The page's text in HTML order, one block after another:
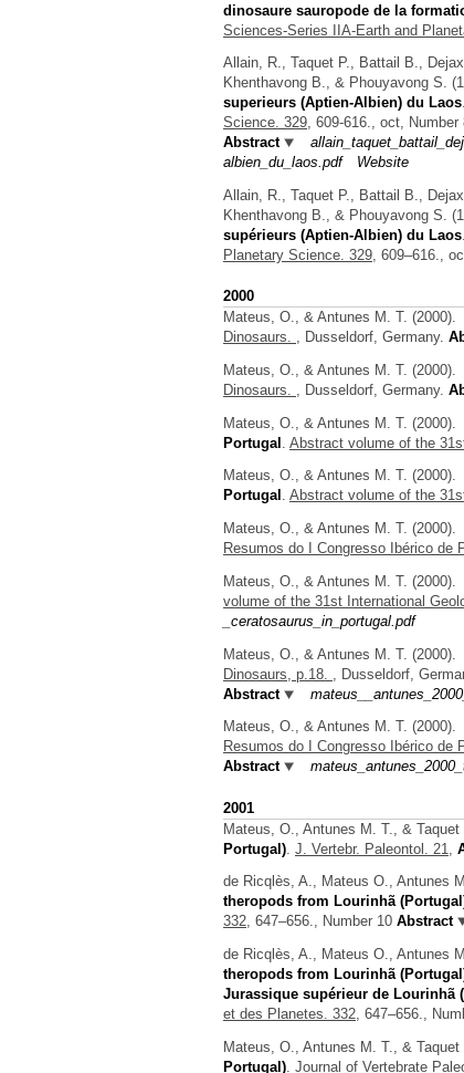
dinosaure sauropode de la
Sciences-Series IIA-Earth and
Allain, R., Taquet P., Battail B.,
Khenthavong B., & Phouyavong S.
superieurs (Aptien-Albien) du Laos.
Science. 329, 609-616., oct, Number
Abstract
albien_du_laos.pdf
Website
Allain, R., Taquet P., Battail B.,
Khenthavong B., & Phouyavong S.
supérieurs (Aptien-Albien) du Laos
Planetary Science. 329, 609–616.,
2000
Mateus, O., & Antunes M. T. (2000).
Dinosaurs. , Dusseldorf, Germany.
Mateus, O., & Antunes M. T. (2000).
Dinosaurs. , Dusseldorf, Germany.
Mateus, O., & Antunes M. T. (2000).
Portugal
Abstract volume of the
Mateus, O., & Antunes M. T. (2000).
Portugal . Abstract volume of the
Mateus, O., & Antunes M. T. (2000).
Resumos do I Congresso Ibérico de
Mateus, O., & Antunes M. T. (2000).
volume of the 31st International
_ceratosaurus_in_portugal.pdf
Mateus, O., & Antunes M. T. (2000).
Dinosaurs, p.18.
, Dusseldorf,
Abstract
Mateus, O., & Antunes M. T. (2000).
Resumos do I Congresso Ibérico de
Abstract
2001
Mateus, O., Antunes M. T., & Taquet
Portugal) J. Vertebr. Paleontol. 21,
de Ricqlès, A., Mateus O., Antunes
theropods from Lourinhã
332, 647–656., Number 10 Abstract
de Ricqlès, A., Mateus O., Antunes
theropods from Lourinhã
Jurassique supérieur de Lourinhã
et des Planetes. 332, 647–656.,
Mateus, O., Antunes M. T., & Taquet
Portugal) Journal of Vertebrate